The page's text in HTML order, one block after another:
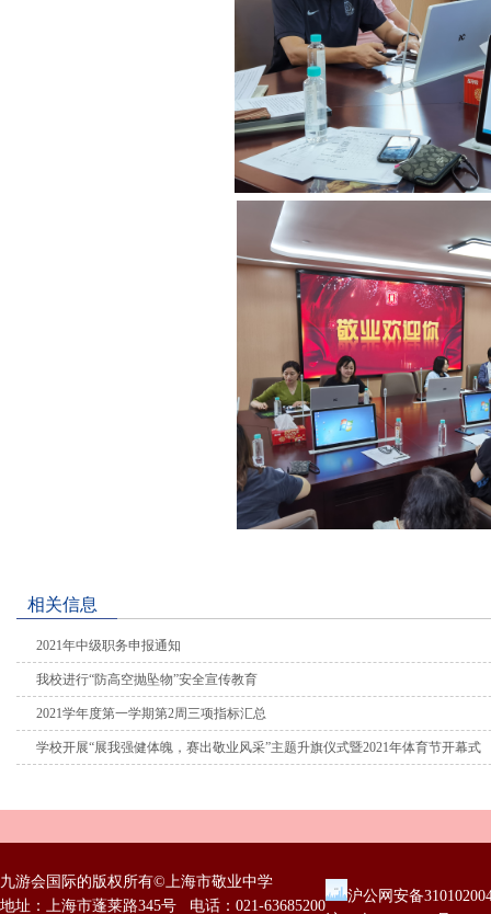
相关信息
2021年中级职务申报通知
我校进行“防高空抛坠物”安全宣传教育
2021学年度第一学期第2周三项指标汇总
学校开展“展我强健体魄，赛出敬业风采”主题升旗仪式暨2021年体育节开幕式
九游会国际的版权所有©上海市敬业中学
地址：上海市蓬莱路345号 电话：021-63685200
沪公网安备